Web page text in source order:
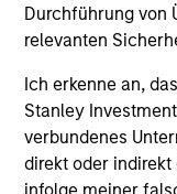
Durchführung von
relevanten
Ich erkenne an,
Stanley
verbundenes
direkt oder